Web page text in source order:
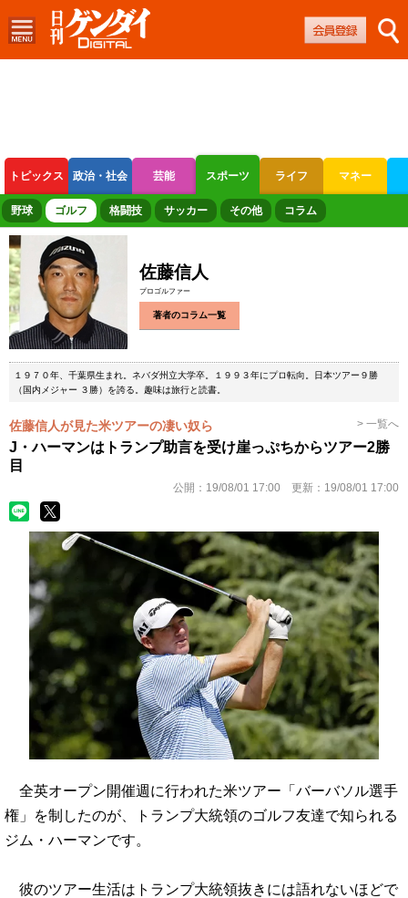
トピックス 政治・社会 芸能 スポーツ ライフ マネー
ボートレース 競輪 オートレース
野球 ゴルフ 格闘技 サッカー その他 コラム
佐藤信人
プロゴルファー
著者のコラム一覧
１９７０年、千葉県生まれ。ネバダ州立大学卒。１９９３年にプロ転向。日本ツアー９勝
（国内メジャー ３勝）を誇る。趣味は旅行と読書。
佐藤信人が見た米ツアーの凄い奴ら > 一覧へ
J・ハーマンはトランプ助言を受け崖っぷちからツアー2勝
目
公開： 19/08/01 17:00 更新： 19/08/01 17:00
全英オープン開催週に行われた米ツアー「バーバソル選手
権」を制したのが、トランプ大統領のゴルフ友達で知られる
ジム・ハーマンです。
彼のツアー生活はトランプ大統領抜きには語れないほどで